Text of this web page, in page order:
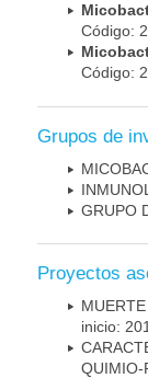
Código:
Código:
Grupos de
GRUPO
Proyectos
inicio:
QUIMIO-